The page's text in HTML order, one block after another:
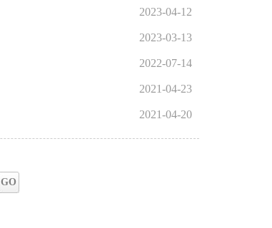
2023-04-12
2023-03-13
2022-07-14
2021-04-23
2021-04-20
GO